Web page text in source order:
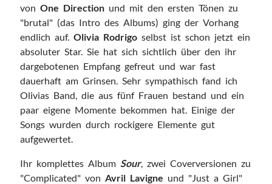
vonOne Direction und mit den ersten Tönen zu
"brutal" (das Intro des Albums) ging der Vorhang
endlich auf.Olivia Rodrigo selbst ist schon jetzt ein
absoluter Star. Sie hat sich sichtlich über den ihr
dargebotenen Empfang gefreut und war fast
dauerhaft am Grinsen. Sehr sympathisch fand ich
Olivias Band, die aus fünf Frauen bestand und ein
paar eigene Momente bekommen hat. Einige der
Songs wurden durch rockigere Elemente gut
aufgewertet.
Ihr komplettes AlbumSour, zwei Coverversionen zu
"Complicated" vonAvril Lavigne und "Just a Girl"